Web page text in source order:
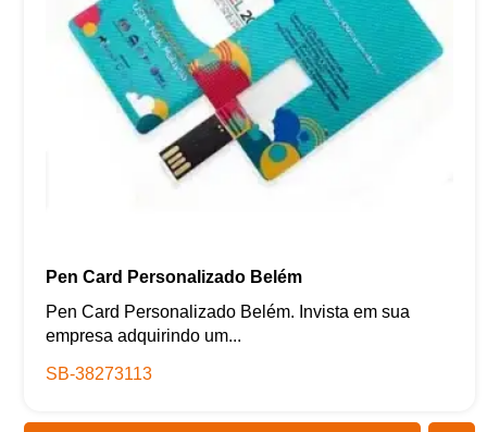
Pen Card Personalizado Belém
Pen Card Personalizado Belém. Invista em sua
empresa adquirindo um...
SB-38273113